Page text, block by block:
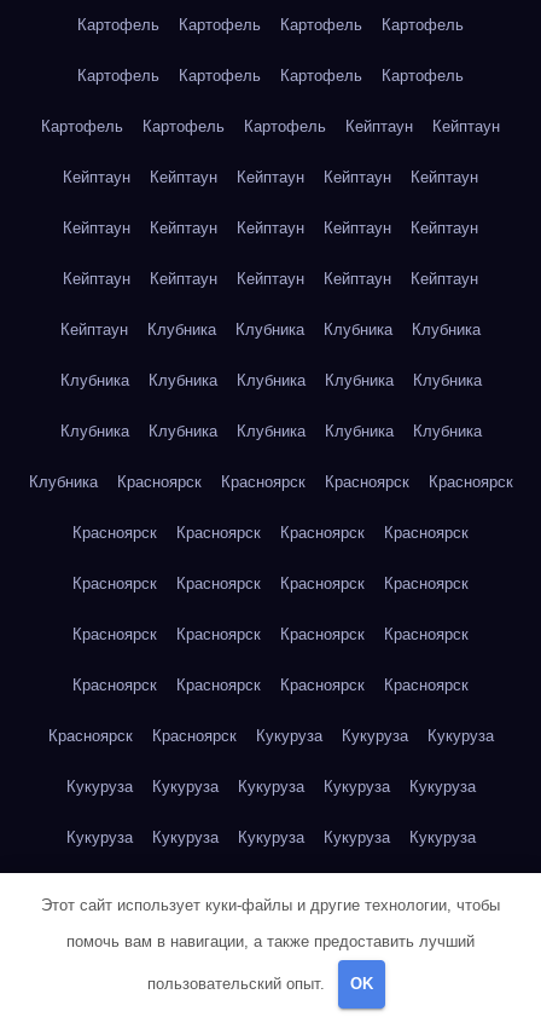
Картофель Картофель Картофель Картофель
Картофель Картофель Картофель Картофель
Картофель Картофель Картофель Кейптаун Кейптаун
Кейптаун Кейптаун Кейптаун Кейптаун Кейптаун
Кейптаун Кейптаун Кейптаун Кейптаун Кейптаун
Кейптаун Кейптаун Кейптаун Кейптаун Кейптаун
Кейптаун Клубника Клубника Клубника Клубника
Клубника Клубника Клубника Клубника Клубника
Клубника Клубника Клубника Клубника Клубника
Клубника Красноярск Красноярск Красноярск Красноярск
Красноярск Красноярск Красноярск Красноярск
Красноярск Красноярск Красноярск Красноярск
Красноярск Красноярск Красноярск Красноярск
Красноярск Красноярск Красноярск Красноярск
Красноярск Красноярск Кукуруза Кукуруза Кукуруза
Кукуруза Кукуруза Кукуруза Кукуруза Кукуруза
Кукуруза Кукуруза Кукуруза Кукуруза Кукуруза
Куриная грудка Куриная грудка Куриная грудка
Куриная грудка Куриная грудка Куриная грудка
Этот сайт использует куки-файлы и другие технологии, чтобы
помочь вам в навигации, а также предоставить лучший
пользовательский опыт. OK